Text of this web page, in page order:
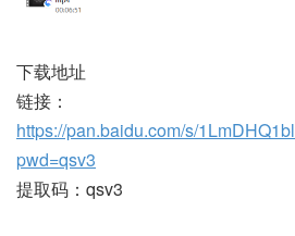
下载地址
链接：
https://pan.baidu.com/s/
pwd=qsv3
提取码：qsv3